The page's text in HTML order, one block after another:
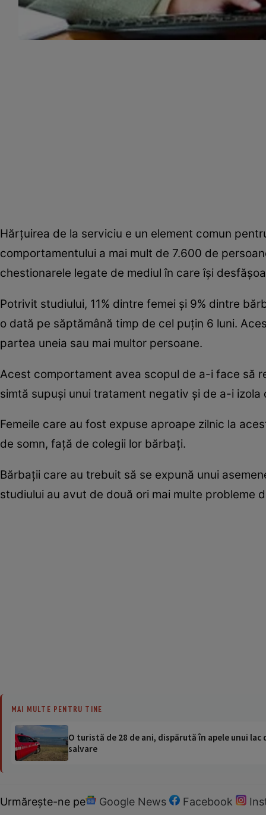
Hărţuirea de la serviciu e un element comun
comportamentului a mai mult de 7.600 de
chestionarele legate de mediul în care îşi
Potrivit studiului, 11% dintre femei şi 9% dintre
o dată pe săptămână timp de cel puţin 6 luni.
partea uneia sau mai multor persoane.
Acest comportament avea scopul de a-i face să
simtă supuşi unui tratament negativ şi de a-i
Femeile care au fost expuse aproape zilnic la
de somn, faţă de colegii lor bărbaţi.
Bărbaţii care au trebuit să se expună unui
studiului au avut de două ori mai multe
MAI MULTE PENTRU TINE
O turistă de 28 de ani, dispărută în apele unui
salvare
Urmărește-ne pe Google News Facebook